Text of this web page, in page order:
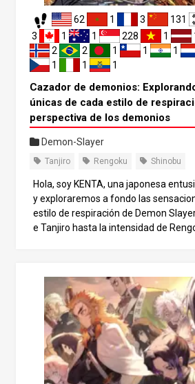
62 1 3 131
3
1 1 228 1
2
2 1 1 1
1
1 1
Cazador de demonios:
únicas de cada estilo de
perspectiva de los demonios
Demon-Slayer
Tanjiro Rengoku Shinobu
Hola, soy KENTA, una japonesa
y exploraremos a fondo las
estilo de respiración de Demon
e Tanjiro hasta la intensidad de
respiración acuática La Respiración
ca fundamental utilizada por el
particularmente popular entre los
ccesibilidad para los principiantes y a
llamativos en comparación con otros
ón, lo que resulta en un dolor
golpeado. Experiencia de Hand